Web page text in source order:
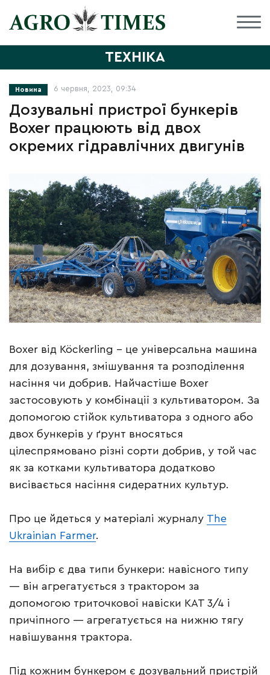
ТЕХНІКА
Новина 6 червня, 2023, 09:34
Дозувальні пристрої бункерів
Boxer працюють від двох
окремих гідравлічних двигунів
Boxer від Köckerling – це універсальна машина
для дозування, змішування та розподілення
насіння чи добрив. Найчастіше Boxer
застосовують у комбінації з культиватором. За
допомогою стійок культиватора з одного або
двох бункерів у ґрунт вносяться
цілеспрямовано різні сорти добрив, у той час
як за котками культиватора додатково
висівається насіння сидератних культур.
Про це йдеться у матеріалі журналу The
Ukrainian Farmer.
На вибір є два типи бункери: навісного типу
— він агрегатується з трактором за
допомогою триточкової навіски КАТ 3/4 і
причіпного — агрегатується на нижню тягу
навішування трактора.
Під кожним бункером є дозувальний пристрій